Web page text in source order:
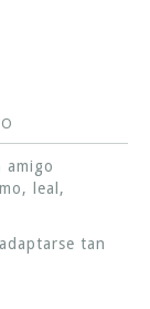
leal,
tan